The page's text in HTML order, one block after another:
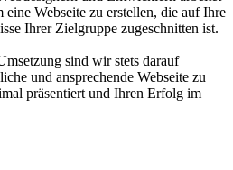
Webseite zu erstellen, die auf Ihre
Ihrer Zielgruppe zugeschnitten ist.
sind wir stets darauf
und ansprechende Webseite zu
präsentiert und Ihren Erfolg im